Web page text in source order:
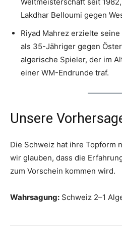
Weltmeisterschaft seit
Lakdhar Belloumi gegen
Riyad Mahrez erzielte
als 35-Jähriger gegen
algerische Spieler, der im
einer WM-Endrunde traf.
Unsere
Die Schweiz hat ihre Topform
wir glauben, dass die
zum Vorschein kommen wird.
Wahrsagung: Schweiz 2–1